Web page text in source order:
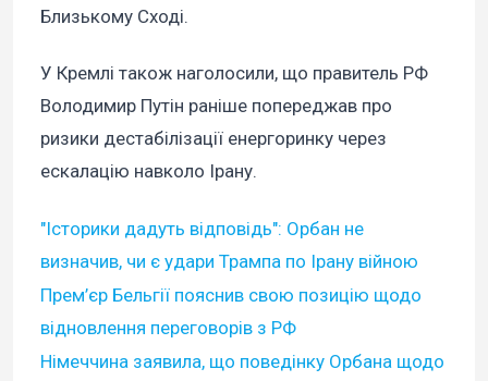
Близькому Сході.
У Кремлі також наголосили, що правитель РФ
Володимир Путін раніше попереджав про
ризики дестабілізації енергоринку через
ескалацію навколо Ірану.
"Історики дадуть відповідь": Орбан не
визначив, чи є удари Трампа по Ірану війною
Прем’єр Бельгії пояснив свою позицію щодо
відновлення переговорів з РФ
Німеччина заявила, що поведінку Орбана щодо